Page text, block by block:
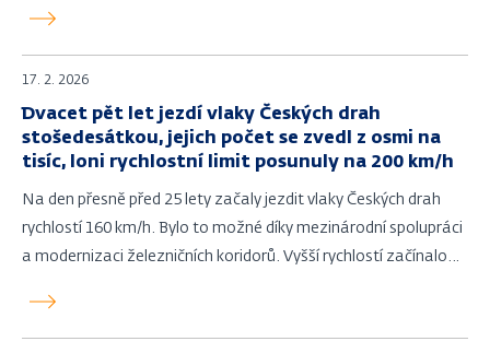
17. 2. 2026
Dvacet pět let jezdí vlaky Českých drah
stošedesátkou, jejich počet se zvedl z osmi na
tisíc, loni rychlostní limit posunuly na 200 km/h
Na den přesně před 25 lety začaly jezdit vlaky Českých drah
rychlostí 160 km/h. Bylo to možné díky mezinárodní spolupráci
a modernizaci železničních koridorů. Vyšší rychlostí začínalo